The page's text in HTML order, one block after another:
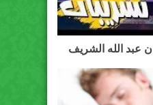
عبد الله الشريف